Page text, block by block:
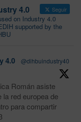
4.0 Seguir
on Industry 4.0
supported by the
4.0
@dihbuindustry40
Román asiste
la red europea de
para compartir